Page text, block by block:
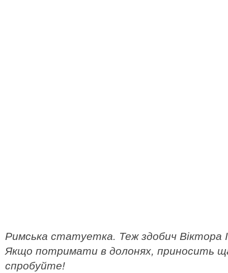
Римська статуетка. Теж здобич Віктора
Якщо потримати в долонях, приносить
спробуйте!